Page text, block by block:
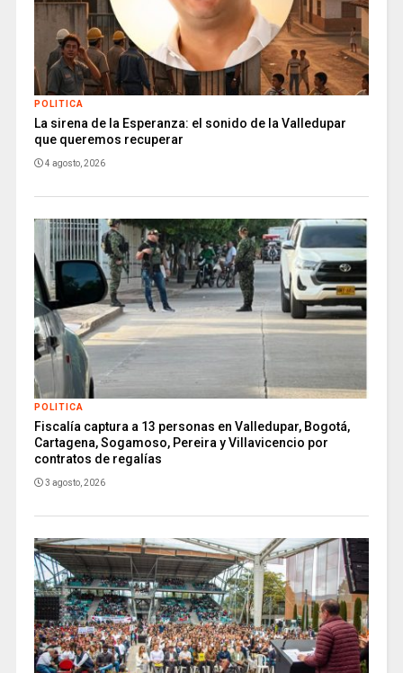
POLITICA
La sirena de la Esperanza: el sonido de la Valledupar
que queremos recuperar
4 agosto, 2026
POLITICA
Fiscalía captura a 13 personas en Valledupar, Bogotá,
Cartagena, Sogamoso, Pereira y Villavicencio por
contratos de regalías
3 agosto, 2026